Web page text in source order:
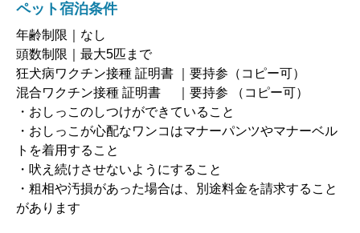
ペット宿泊条件
年齢制限｜なし
頭数制限｜最大5匹まで
狂犬病ワクチン接種 証明書 ｜要持参（コピー可）
混合ワクチン接種 証明書 ｜要持参 （コピー可）
・おしっこのしつけができていること
・おしっこが心配なワンコはマナーパンツやマナーベル
トを着用すること
・吠え続けさせないようにすること
・粗相や汚損があった場合は、別途料金を請求すること
があります